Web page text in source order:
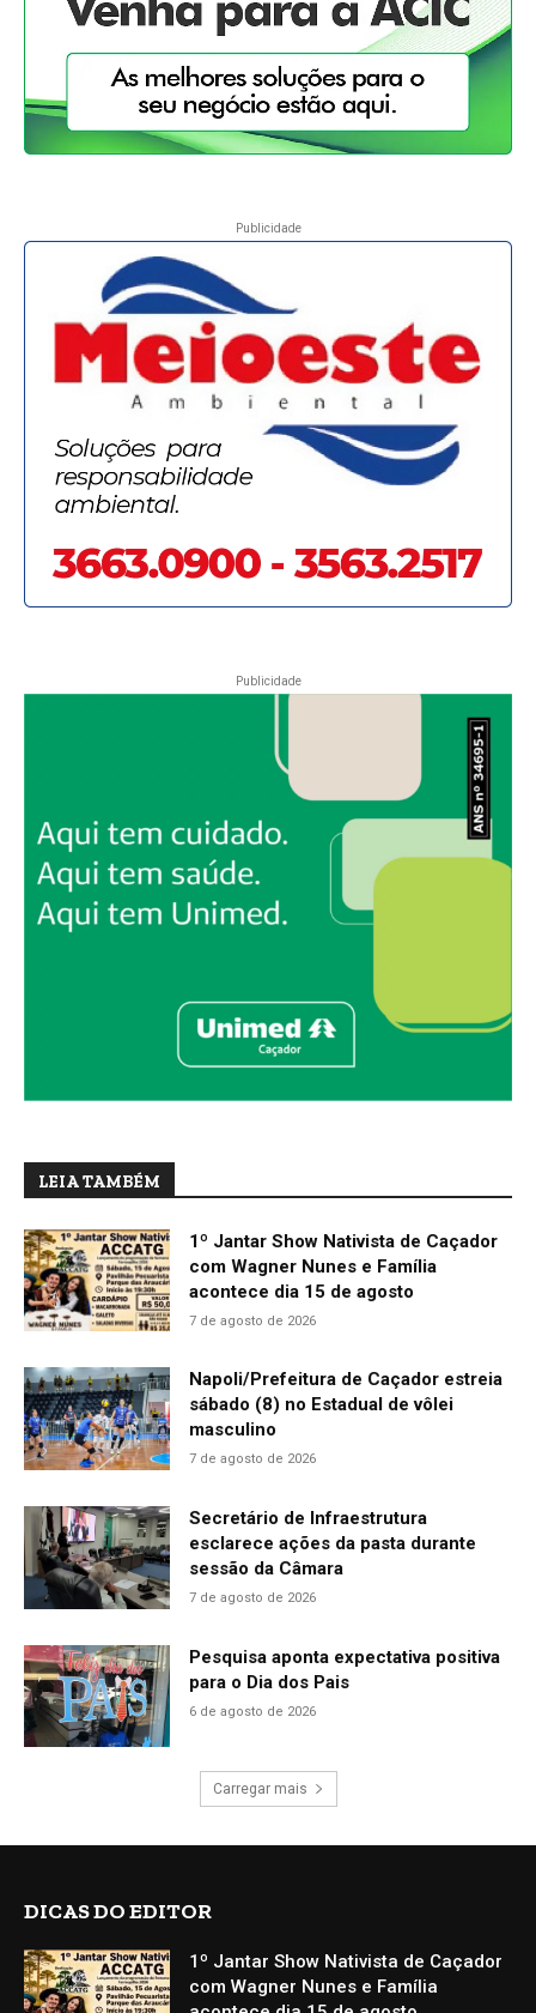
Publicidade
Publicidade
LEIA TAMBÉM
1º Jantar Show Nativista de Caçador
com Wagner Nunes e Família
acontece dia 15 de agosto
7 de agosto de 2026
Napoli/Prefeitura de Caçador estreia
sábado (8) no Estadual de vôlei
masculino
7 de agosto de 2026
Secretário de Infraestrutura
esclarece ações da pasta durante
sessão da Câmara
7 de agosto de 2026
Pesquisa aponta expectativa positiva
para o Dia dos Pais
6 de agosto de 2026
Carregar mais
DICAS DO EDITOR
1º Jantar Show Nativista de Caçador
com Wagner Nunes e Família